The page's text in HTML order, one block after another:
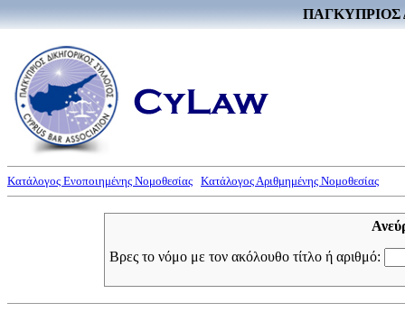
ΠΑΓΚΥΠΡΙΟΣ
Κατάλογος Ενοποιημένης Νομοθεσίας Κατάλογος Αριθμημένης Νομοθεσίας
Βρες το νόμο με τον ακόλουθο τίτλο ή αριθμό: